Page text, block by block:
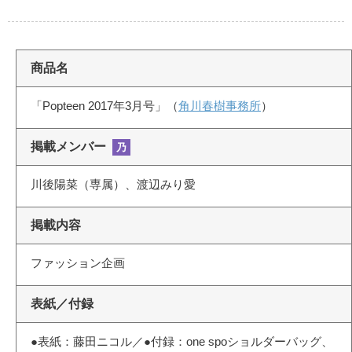
商品名
「Popteen 2017年3月号」（角川春樹事務所）
掲載メンバー 乃
川後陽菜（専属）、渡辺みり愛
掲載内容
ファッション企画
表紙／付録
●表紙：藤田ニコル／●付録：one spoショルダーバッグ、